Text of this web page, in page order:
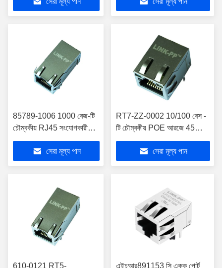
ইথারনেট
85789-1006 1000 বেজ-টি
চৌম্বকীয় RJ45 সংযোগকারী
POE + LPJK2070AHNL
এর সাথে
সেরা মূল্য পান
RT7-ZZ-0002 10/100 বেস -
টি চৌম্বকীয় POE আরজে 45
সংযোগকারী POE
LPJ16275AHNL সহ
সেরা মূল্য পান
610-0121 RT5-
এইচআর891153 সি একক পোর্ট